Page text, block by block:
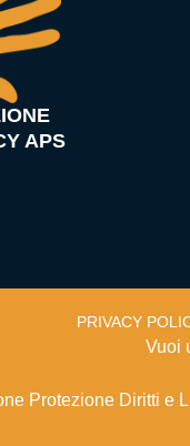
APS
PRIVACY
Vuoi
Protezione Diritti e